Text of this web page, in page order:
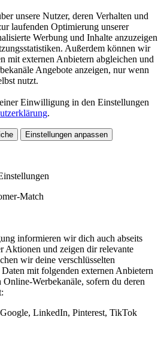
unsere Nutzer, deren Verhalten und
laufenden Optimierung unserer
Werbung und Inhalte anzuzeigen
Außerdem können wir
mit externen Anbietern abgleichen und
Angebote anzeigen, nur wenn
nutzt.
Einwilligung in den Einstellungen
.
Einstellungen anpassen
Match
informieren wir dich auch abseits
Aktionen und zeigen dir relevante
wir deine verschlüsselten
Daten mit folgenden externen Anbietern
Online-Werbekanäle, sofern du deren
LinkedIn, Pinterest, TikTok